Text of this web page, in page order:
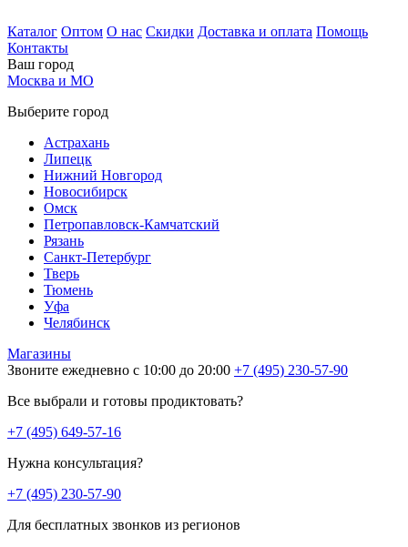
Каталог Оптом О нас Скидки Доставка и оплата Помощь
Контакты
Ваш город
Москва и МО
Выберите город
Астрахань
Липецк
Нижний Новгород
Новосибирск
Омск
Петропавловск-Камчатский
Рязань
Санкт-Петербург
Тверь
Тюмень
Уфа
Челябинск
Магазины
Звоните ежедневно с 10:00 до 20:00 +7 (495) 230-57-90
Все выбрали и готовы продиктовать?
+7 (495) 649-57-16
Нужна консультация?
+7 (495) 230-57-90
Для бесплатных звонков из регионов